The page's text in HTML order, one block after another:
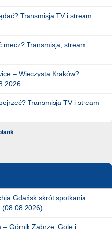
Transmisja TV i stream
mecz? Transmisja, stream
– Wieczysta Kraków?
Transmisja TV i stream
Gdańsk skrót spotkania.
(08.08.2026)
– Górnik Zabrze. Gole i